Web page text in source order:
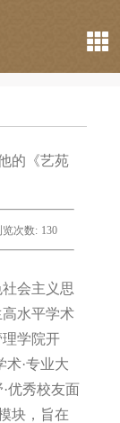
的《艺苑
览次数: 130
会主义思
水平学术
学院开
术·专业大
·优秀校友面
块，旨在